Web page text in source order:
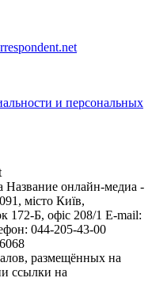
и персональных
Название онлайн-медиа -
місто Київ,
Б, офіс 208/1 E-mail:
044-205-43-00
размещённых на
ссылки на